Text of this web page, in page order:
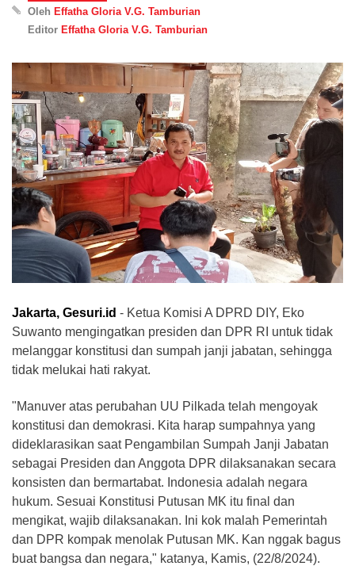
Oleh Effatha Gloria V.G. Tamburian
Editor Effatha Gloria V.G. Tamburian
Jakarta, Gesuri.id - Ketua Komisi A DPRD DIY, Eko
Suwanto mengingatkan presiden dan DPR RI untuk tidak
melanggar konstitusi dan sumpah janji jabatan, sehingga
tidak melukai hati rakyat.
"Manuver atas perubahan UU Pilkada telah mengoyak
konstitusi dan demokrasi. Kita harap sumpahnya yang
dideklarasikan saat Pengambilan Sumpah Janji Jabatan
sebagai Presiden dan Anggota DPR dilaksanakan secara
konsisten dan bermartabat. Indonesia adalah negara
hukum. Sesuai Konstitusi Putusan MK itu final dan
mengikat, wajib dilaksanakan. Ini kok malah Pemerintah
dan DPR kompak menolak Putusan MK. Kan nggak bagus
buat bangsa dan negara," katanya, Kamis, (22/8/2024).